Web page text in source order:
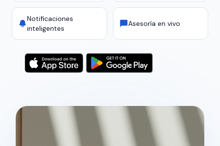
Notificaciones
inteligentes
Asesoría en vivo